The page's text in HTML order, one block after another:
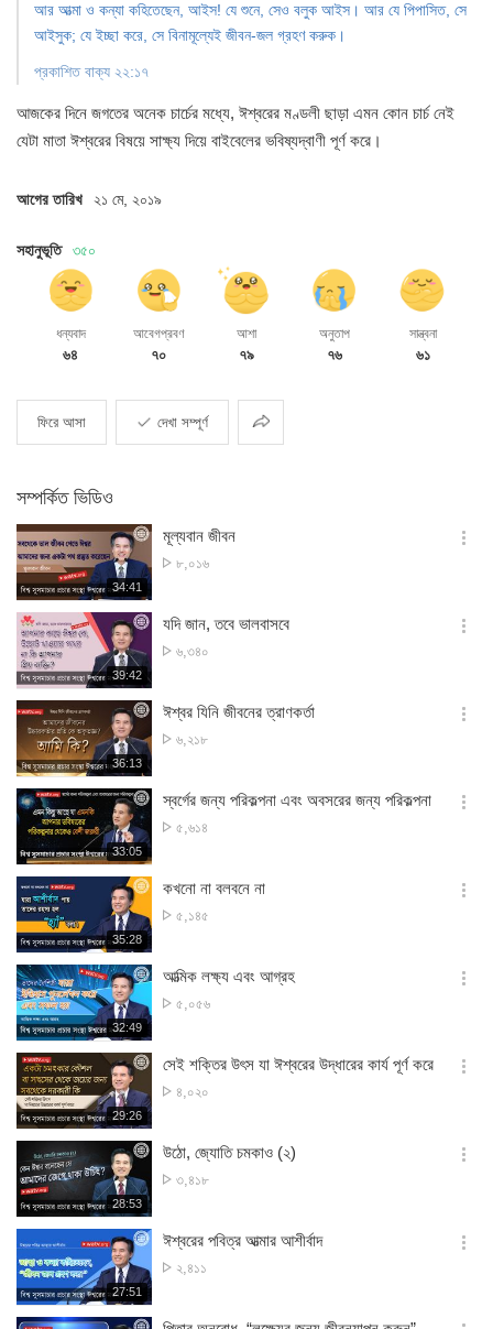
আর আত্মা ও কন্যা কহিতেছেন, আইস! যে শুনে, সেও বলুক আইস। আর যে পিপাসিত, সে
আইসুক; যে ইচ্ছা করে, সে বিনামূল্যেই জীবন-জল গ্রহণ করুক।
প্রকাশিত বাক্য ২২:১৭
আজকের দিনে জগতের অনেক চার্চের মধ্যে, ঈশ্বরের মণ্ডলী ছাড়া এমন কোন চার্চ নেই
যেটা মাতা ঈশ্বরের বিষয়ে সাক্ষ্য দিয়ে বাইবেলের ভবিষ্যদ্বাণী পূর্ণ করে।
আগের তারিখ ২১ মে, ২০১৯
সহানুভূতি ৩৫০
ধন্যবাদ
৬৪
আবেগপ্রবণ
৭০
আশা
৭৯
অনুতাপ
৭৬
সান্ত্বনা
৬১
ফিরে আসা দেখা সম্পূর্ণ
ভাগ
করা
সম্পর্কিত ভিডিও
재
생
시
간
34:41
মূল্যবান জীবন
দেখার
৮,০১৬
옵
기
재
생
시
간
39:42
যদি জান, তবে ভালবাসবে
দেখার
৬,৩৪০
옵
기
재
생
시
간
36:13
ঈশ্বর যিনি জীবনের ত্রাণকর্তা
দেখার
৬,২১৮
옵
기
재
생
시
간
33:05
স্বর্গের জন্য পরিকল্পনা এবং অবসরের জন্য পরিকল্পনা
দেখার
৫,৬১৪
옵
기
재
생
시
간
35:28
কখনো না বলবনে না
দেখার
৫,১৪৫
옵
기
재
생
시
간
32:49
আত্মিক লক্ষ্য এবং আগ্রহ
দেখার
৫,০৫৬
옵
기
재
생
시
간
29:26
সেই শক্তির উৎস যা ঈশ্বরের উদ্ধারের কার্য পূর্ণ করে
দেখার
৪,০২০
옵
기
재
생
시
간
28:53
উঠো, জ্যোতি চমকাও (২)
দেখার
৩,৪১৮
옵
기
재
생
시
27:51
ঈশ্বরের পবিত্র আত্মার আশীর্বাদ
দেখার
২,৪১১
옵